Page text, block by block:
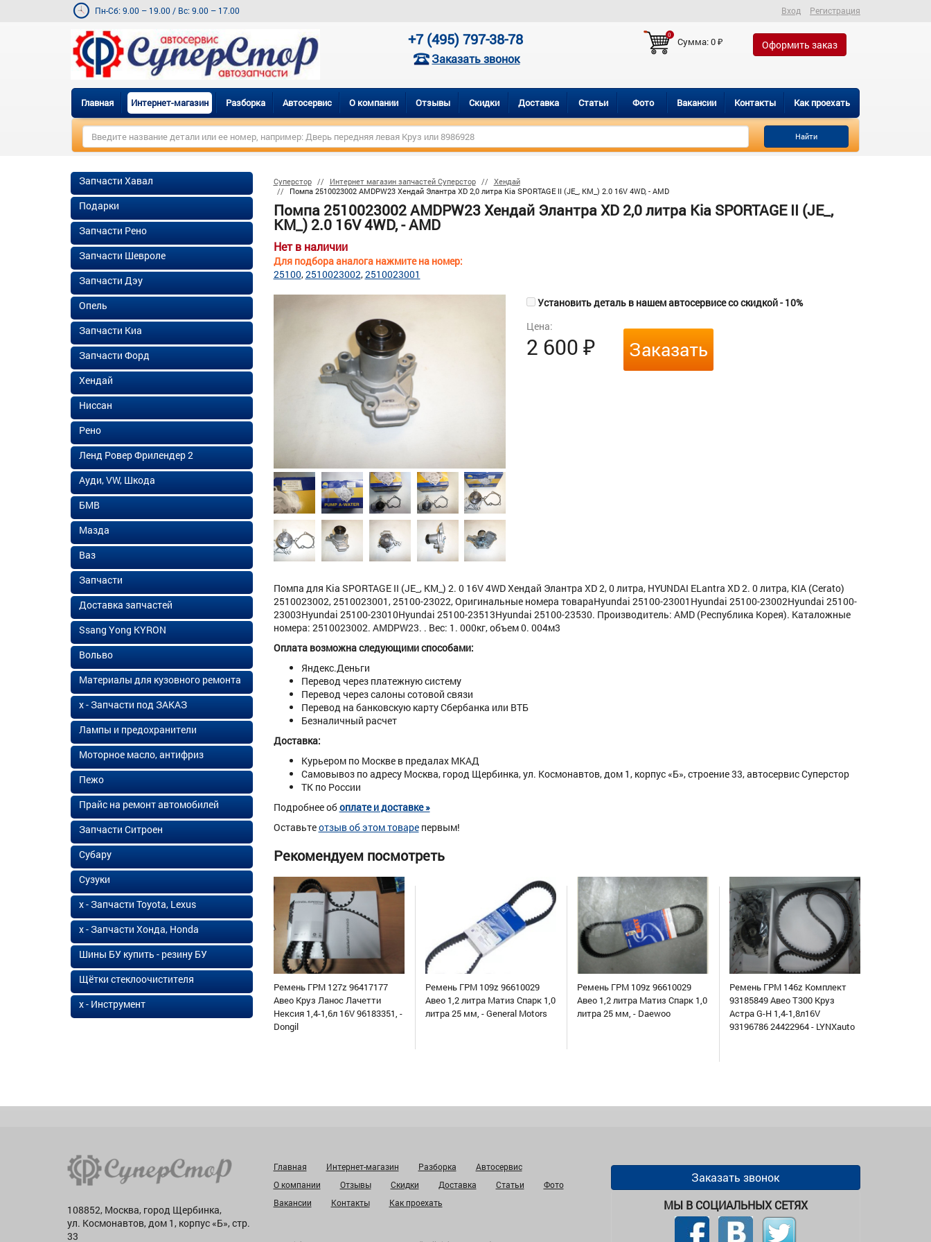
Пн-Сб: 9.00 – 19.00 / Вс: 9.00 – 17.00 Вход Регистрация
+7 (495) 797-38-78
Заказать звонок
0
Сумма:0₽ Оформить заказ
Главная Интернет-магазин Разборка Автосервис О компании Отзывы Скидки Доставка Статьи Фото Вакансии Контакты Как проехать
Найти
Суперстор Интернет магазин запчастей Суперстор
Хендай
Помпа 2510023002 AMDPW23 Хендай Элантра XD 2,0 литра Kia SPORTAGE II (JE_, KM_) 2.0 16V 4WD, - AMD
Помпа 2510023002 AMDPW23 Хендай Элантра XD 2,0 литра Kia SPORTAGE II (JE_,
KM_) 2.0 16V 4WD, - AMD
Нет в наличии
Для подбора аналога нажмите на номер:
25100 2510023002 2510023001
Установить деталь в нашем автосервисе со скидкой - 10%
Цена:
2 600₽ Заказать
Помпа для Kia SPORTAGE II (JE_, KM_) 2. 0 16V 4WD Хендай Элантра XD 2, 0 литра, HYUNDAI ELantra XD 2. 0 литра, KIA (Cerato)
2510023002, 2510023001, 25100-23022, Оригинальные номера товараHyundai 25100-23001Hyundai 25100-23002Hyundai 25100-
23003Hyundai 25100-23010Hyundai 25100-23513Hyundai 25100-23530. Производитель: AMD (Республика Корея). Каталожные
номера: 2510023002. AMDPW23. . Вес: 1. 000кг, объем 0. 004м3
Оплата возможна следующими способами:
Яндекс.Деньги
Перевод через платежную систему
Перевод через салоны сотовой связи
Перевод на банковскую карту Сбербанка или ВТБ
Безналичный расчет
Доставка:
Курьером по Москве в предалах МКАД
Самовывоз по адресу Москва, город Щербинка, ул. Космонавтов, дом 1, корпус «Б», строение 33, автосервис Суперстор
ТК по России
Подробнее обоплате и доставке »
Оставьтеотзыв об этом товарепервым!
Рекомендуем посмотреть
Ремень ГРМ 127z 96417177
Авео Круз Ланос Лачетти
Нексия 1,4-1,6л 16V 96183351, -
Dongil
Ремень ГРМ 109z 96610029
Авео 1,2 литра Матиз Спарк 1,0
литра 25 мм, - General Motors
Ремень ГРМ 109z 96610029
Авео 1,2 литра Матиз Спарк 1,0
литра 25 мм, - Daewoo
Ремень ГРМ 146z Комплект
93185849 Авео Т300 Круз
Астра G-H 1,4-1,8л16V
93196786 24422964 - LYNXauto
Запчасти Хавал
Подарки
Запчасти Рено
Запчасти Шевроле
Запчасти Дэу
Опель
Запчасти Киа
Запчасти Форд
Хендай
Ниссан
Рено
Ленд Ровер Фрилендер 2
Ауди, VW, Шкода
БМВ
Мазда
Ваз
Запчасти
Доставка запчастей
Ssang Yong KYRON
Вольво
Материалы для кузовного ремонта
х - Запчасти под ЗАКАЗ
Лампы и предохранители
Моторное масло, антифриз
Пежо
Прайс на ремонт автомобилей
Запчасти Ситроен
Субару
Сузуки
х - Запчасти Toyota, Lexus
х - Запчасти Хонда, Honda
Шины БУ купить - резину БУ
Щётки стеклоочистителя
х - Инструмент
108852, Москва, город Щербинка,
ул. Космонавтов, дом 1, корпус «Б», стр.
33
Главная Интернет-магазин Разборка
Автосервис
О компании
Отзывы Скидки Доставка Статьи
Фото
Вакансии
Контакты Как проехать
Заказать звонок
МЫ В СОЦИАЛЬНЫХ СЕТЯХ